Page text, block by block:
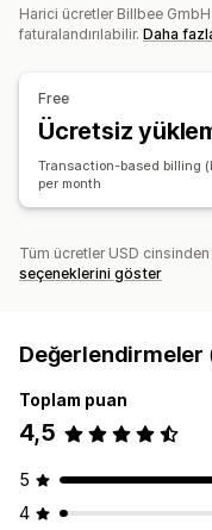
Renk ve yazı tipi
Dosya yönetimi
E-posta otomasyonu
Harici ücretler Billbee
faturalandırılabilir. Daha
Free
Ücretsiz
Transaction-based billing
per month
Tüm ücretler USD cinsinden
seçeneklerini göster
Değerlendirmeler
Toplam puan
4,5
5
4